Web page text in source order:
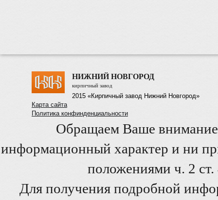
НИЖНИЙ НОВГОРОД
кирпичный завод
2015 «Кирпичный завод Нижний Новгород»
Карта сайта
Политика конфинденциальности
Обращаем Ваше внимание
информационный характер и ни
положениями ч. 2
Для получения подробной